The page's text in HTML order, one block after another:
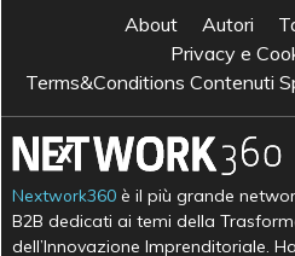
About Autori
Privacy e
Terms&Conditions Contenuti
Nextwork360 è il più grande
B2B dedicati ai temi della
dell’Innovazione Imprenditoriale.